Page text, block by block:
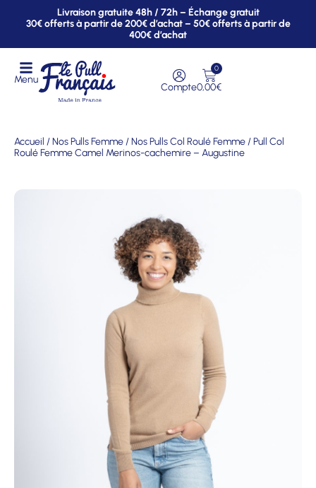
Livraison gratuite 48h / 72h – Échange gratuit
30€ offerts à partir de 200€ d’achat – 50€ offerts à partir de
400€ d’achat
Menu
Compte0,00€
0
Accueil /Nos Pulls Femme /Nos Pulls Col Roulé Femme / Pull Col
Roulé Femme Camel Merinos-cachemire – Augustine